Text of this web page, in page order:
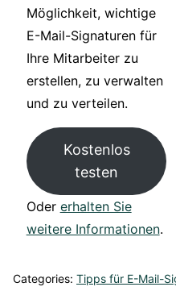
Möglichkeit, wichtige
E-Mail-Signaturen für
Ihre Mitarbeiter zu
erstellen, zu verwalten
und zu verteilen.
Kostenlos
testen
Oder erhalten Sie
weitere Informationen.
Categories: Tipps für E-Mail-